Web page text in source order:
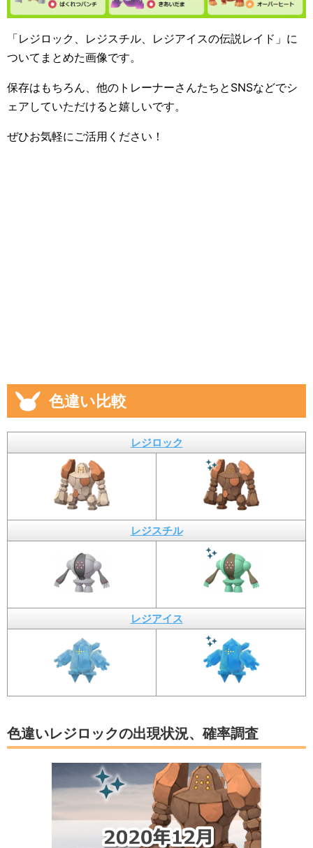
「レジロック、レジスチル、レジアイスの伝説レイド」に
ついてまとめた画像です。
保存はもちろん、他のトレーナーさんたちとSNSなどでシ
ェアしていただけると嬉しいです。
ぜひお気軽にご活用ください！
色違い比較
レジロック
レジスチル
レジアイス
色違いレジロックの出現状況、確率調査